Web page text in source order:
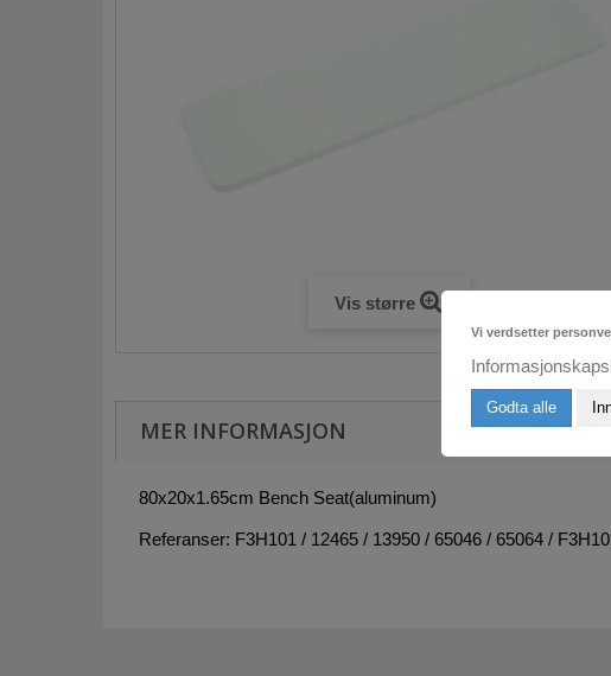
Vis større
MER INFORMASJON
80x20x1.65cm Bench Seat(aluminum)
Referanser: F3H101 / 12465 / 13950 / 65046 / 65064 /
Vi verdsetter
Godta alle